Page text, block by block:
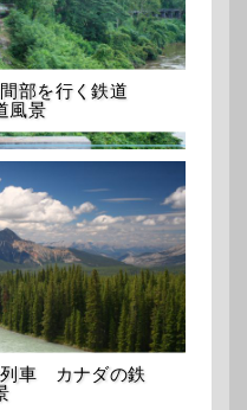
部を行く鉄道
風景
車 カナダの鉄